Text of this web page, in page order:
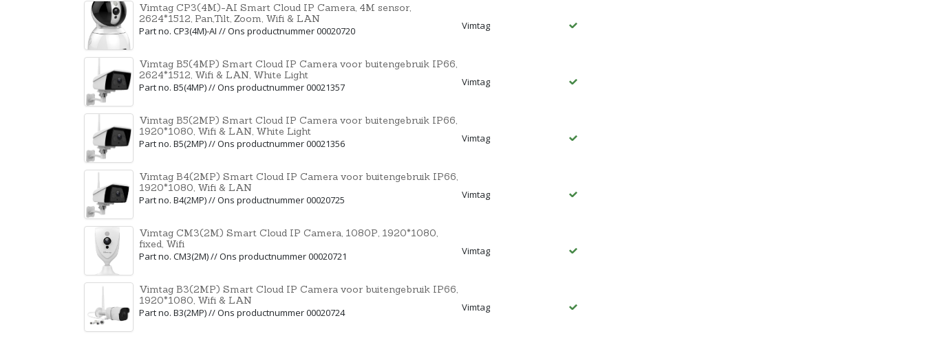
Vimtag CP3(4M)-AI Smart Cloud IP Camera, 4M sensor,
2624*1512, Pan,Tilt, Zoom, Wifi & LAN
Part no. CP3(4M)-AI // Ons productnummer 00020720
Vimtag
Vimtag B5(4MP) Smart Cloud IP Camera voor buitengebruik IP66,
2624*1512, Wifi & LAN, White Light
Part no. B5(4MP) // Ons productnummer 00021357
Vimtag
Vimtag B5(2MP) Smart Cloud IP Camera voor buitengebruik IP66,
1920*1080, Wifi & LAN, White Light
Part no. B5(2MP) // Ons productnummer 00021356
Vimtag
Vimtag B4(2MP) Smart Cloud IP Camera voor buitengebruik IP66,
1920*1080, Wifi & LAN
Part no. B4(2MP) // Ons productnummer 00020725
Vimtag
Vimtag CM3(2M) Smart Cloud IP Camera, 1080P, 1920*1080,
fixed, Wifi
Part no. CM3(2M) // Ons productnummer 00020721
Vimtag
Vimtag B3(2MP) Smart Cloud IP Camera voor buitengebruik IP66,
1920*1080, Wifi & LAN
Part no. B3(2MP) // Ons productnummer 00020724
Vimtag